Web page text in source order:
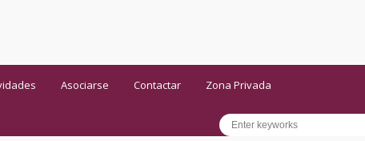
Asociarse Contactar Zona Privada